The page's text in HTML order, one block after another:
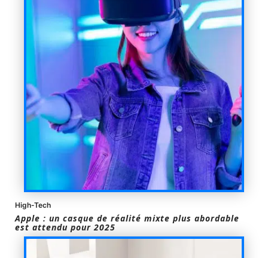
High-Tech
Apple : un casque de réalité mixte plus abordable
est attendu pour 2025